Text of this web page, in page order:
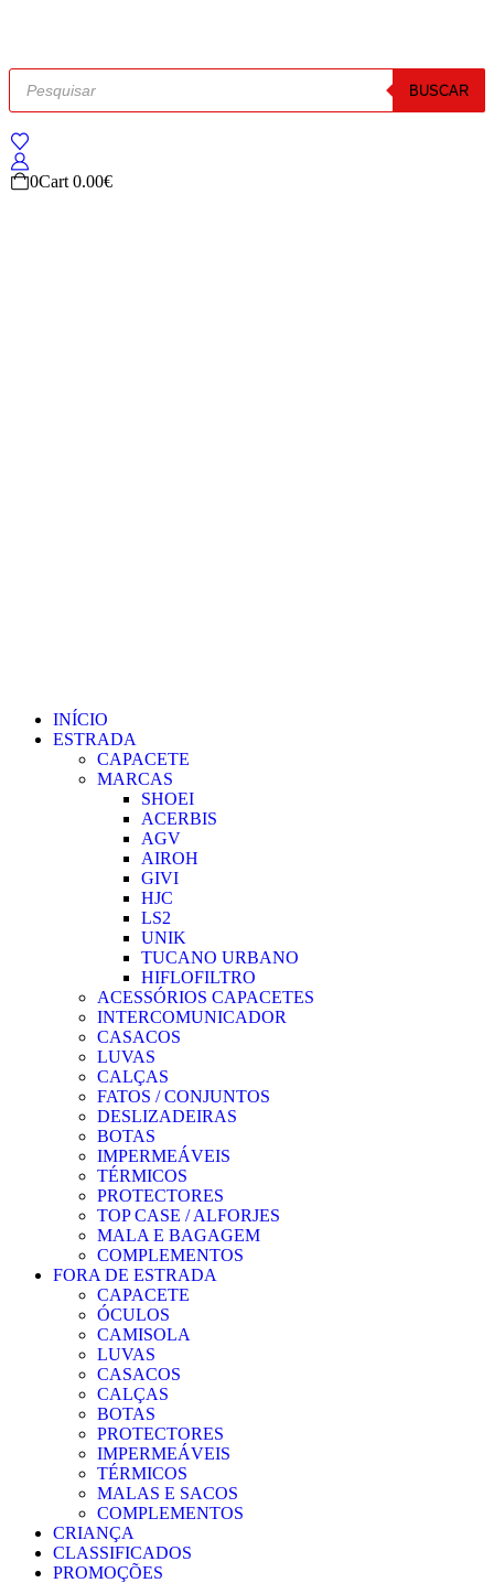
BUSCAR
0Cart0.00€
INÍCIO
ESTRADA
CAPACETE
MARCAS
SHOEI
ACERBIS
AGV
AIROH
GIVI
HJC
LS2
UNIK
TUCANO URBANO
HIFLOFILTRO
ACESSÓRIOS CAPACETES
INTERCOMUNICADOR
CASACOS
LUVAS
CALÇAS
FATOS / CONJUNTOS
DESLIZADEIRAS
BOTAS
IMPERMEÁVEIS
TÉRMICOS
PROTECTORES
TOP CASE / ALFORJES
MALA E BAGAGEM
COMPLEMENTOS
FORA DE ESTRADA
CAPACETE
ÓCULOS
CAMISOLA
LUVAS
CASACOS
CALÇAS
BOTAS
PROTECTORES
IMPERMEÁVEIS
TÉRMICOS
MALAS E SACOS
COMPLEMENTOS
CRIANÇA
CLASSIFICADOS
PROMOÇÕES